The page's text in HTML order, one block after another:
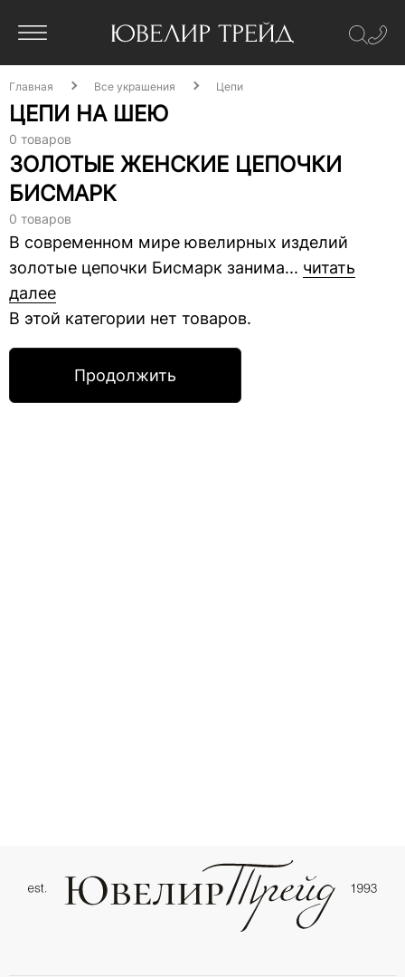
Главная Все украшения Цепи
ЦЕПИ НА ШЕЮ
0 товаров
ЗОЛОТЫЕ ЖЕНСКИЕ ЦЕПОЧКИ
БИСМАРК
0 товаров
В современном мире ювелирных изделий
золотые цепочки Бисмарк занима... читать
далее
В этой категории нет товаров.
Продолжить